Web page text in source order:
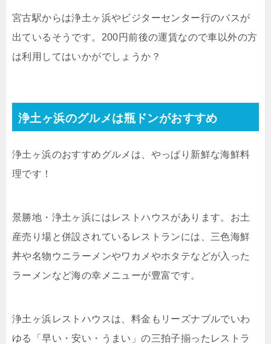
宮古駅からは浄土ヶ浜やビジターセンター行のバスが
出ているそうです。200円前後の運賃なので車以外の方
は利用してはいかがでしょうか？
浄土ヶ浜のグルメは瓶ドンがおすすめ
浄土ヶ浜のおすすめグルメは、やっぱり新鮮な海鮮料
理です！
景勝地・浄土ヶ浜にはレストハウスがあります。お土
産売り場と併設されているレストランには、三色海鮮
丼や名物ウニラーメンやワカメやホタテなどが入った
ラーメンなど海の幸メニューが豊富です。
浄土ヶ浜レストハウスは、料金もリーズナブルでいわ
ゆる「早い・安い・うまい」の三拍子揃ったレストラ